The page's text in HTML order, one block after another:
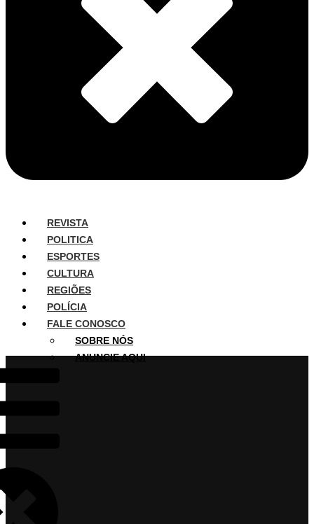
REVISTA
POLITICA
ESPORTES
CULTURA
REGIÕES
POLÍCIA
FALE CONOSCO
SOBRE NÓS
ANUNCIE AQUI